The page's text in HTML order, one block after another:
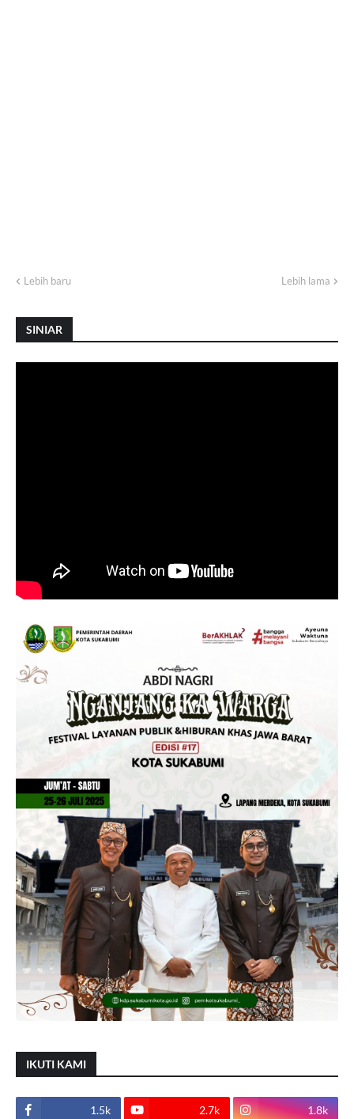
Lebih baru Lebih lama
SINIAR
IKUTI KAMI
1.5k 2.7k 1.8k